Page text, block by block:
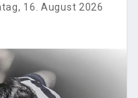
16. August 2026